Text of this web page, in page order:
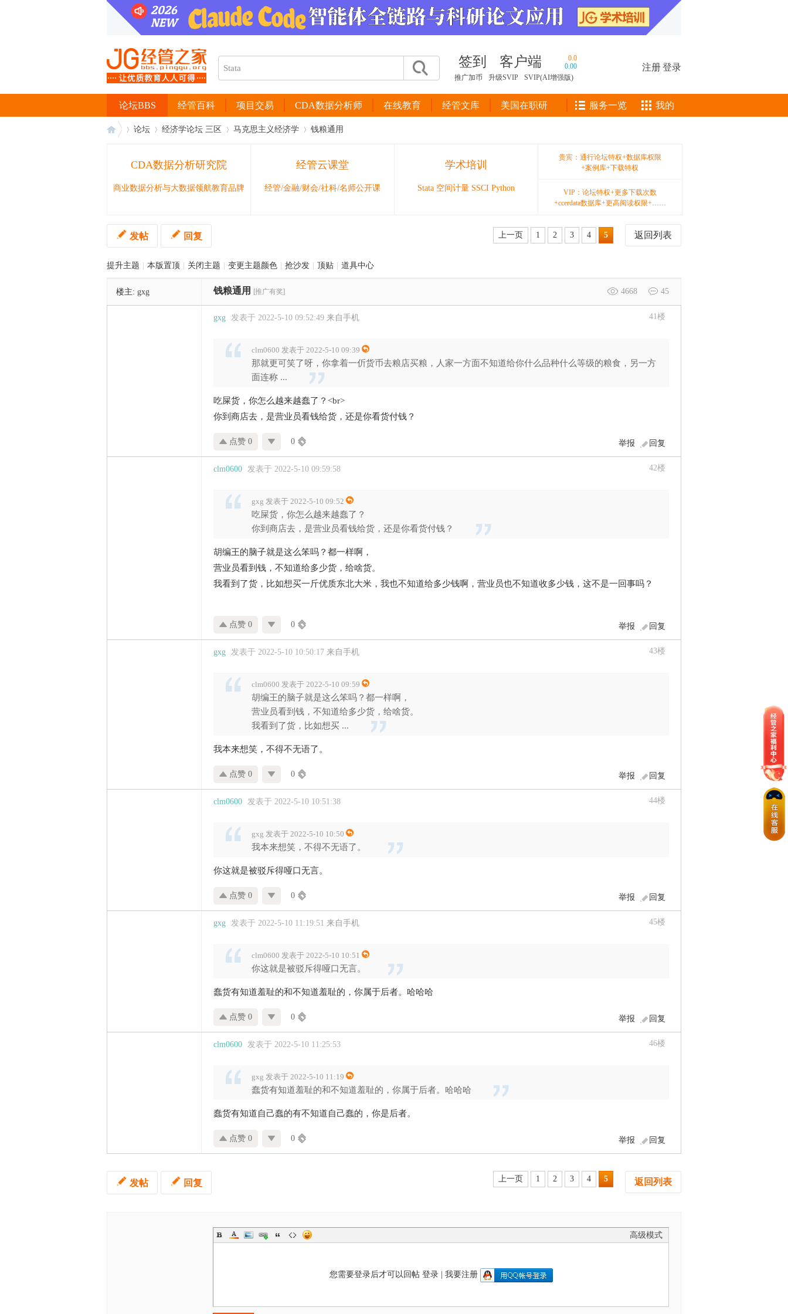
签到 客户端
0.0
0.00
推广加币
升级SVIP SVIP(AI增强版)
注册登录
经管百科 项目交易 CDA数据分析师 在线教育 经管文库 美国在职研
论坛BBS 服务一览 我的
论坛 经济学论坛 三区 马克思主义经济学 钱粮通用
CDA数据分析研究院
商业数据分析与大数据领航教育品牌
经管云课堂
经管/金融/财会/社科/名师公开课
学术培训
Stata 空间计量 SSCI Python
贵宾：通行论坛特权+数据库权限
+案例库+下载特权
VIP：论坛特权+更多下载次数
+ccerdata数据库+更高阅读权限+……
返回列表
上一页 1 2 3 4 5
发帖 回复
提升主题 本版置顶 关闭主题 变更主题颜色 抢沙发 顶贴 道具中心
楼主: gxg 4668 45
钱粮通用 [推广有奖]
41楼
gxg 发表于 2022-5-10 09:52:49 来自手机
clm0600 发表于 2022-5-10 09:39
那就更可笑了呀，你拿着一伒货币去粮店买粮，人家一方面不知道给你什么品种什么等级的粮食，另一方
面连称 ...
吃屎货，你怎么越来越蠢了？<br>
你到商店去，是营业员看钱给货，还是你看货付钱？
回复
举报
点赞 0 0
42楼
clm0600 发表于 2022-5-10 09:59:58
gxg 发表于 2022-5-10 09:52
吃屎货，你怎么越来越蠢了？
你到商店去，是营业员看钱给货，还是你看货付钱？
胡编王的脑子就是这么笨吗？都一样啊，
营业员看到钱，不知道给多少货，给啥货。
我看到了货，比如想买一斤优质东北大米，我也不知道给多少钱啊，营业员也不知道收多少钱，这不是一回事吗？
回复
举报
点赞 0 0
43楼
gxg 发表于 2022-5-10 10:50:17 来自手机
clm0600 发表于 2022-5-10 09:59
胡编王的脑子就是这么笨吗？都一样啊，
营业员看到钱，不知道给多少货，给啥货。
我看到了货，比如想买 ...
我本来想笑，不得不无语了。
回复
举报
点赞 0 0
44楼
clm0600 发表于 2022-5-10 10:51:38
gxg 发表于 2022-5-10 10:50
我本来想笑，不得不无语了。
你这就是被驳斥得哑口无言。
回复
举报
点赞 0 0
45楼
gxg 发表于 2022-5-10 11:19:51 来自手机
clm0600 发表于 2022-5-10 10:51
你这就是被驳斥得哑口无言。
蠢货有知道羞耻的和不知道羞耻的，你属于后者。哈哈哈
回复
举报
点赞 0 0
46楼
clm0600 发表于 2022-5-10 11:25:53
gxg 发表于 2022-5-10 11:19
蠢货有知道羞耻的和不知道羞耻的，你属于后者。哈哈哈
蠢货有知道自己蠢的有不知道自己蠢的，你是后者。
回复
举报
点赞 0 0
返回列表
上一页 1 2 3 4 5
发帖 回复
高级模式
您需要登录后才可以回帖 登录| 我要注册